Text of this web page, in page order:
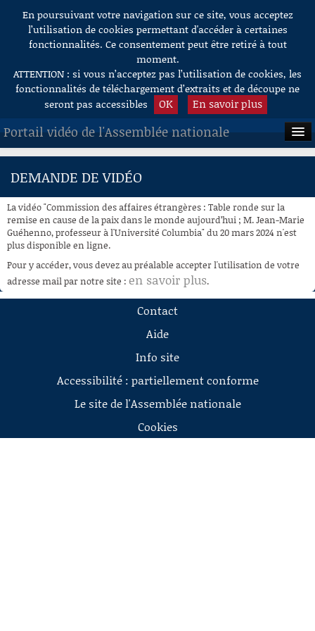
Aller au contenu
En poursuivant votre navigation sur ce site, vous acceptez
l’utilisation de cookies permettant d'accéder à certaines
fonctionnalités. Ce consentement peut être retiré à tout
moment.
ATTENTION : si vous n’acceptez pas l’utilisation de cookies, les
fonctionnalités de téléchargement d’extraits et de découpe ne
seront pas accessibles
OK En savoir plus
Portail vidéo de l'Assemblée nationale
ACCUEIL
À LA DEMANDE
RECHERCHE
AIDE À LA DÉCOUPE
DE VIDÉOS
DEMANDE DE VIDÉO
La vidéo "Commission des affaires étrangères : Table ronde sur la
remise en cause de la paix dans le monde aujourd’hui ; M. Jean-Marie
Guéhenno, professeur à l'Université Columbia" du 20 mars 2024 n'est
plus disponible en ligne.
Pour y accéder, vous devez au préalable accepter l'utilisation de votre
adresse mail par notre site : en savoir plus.
Contact
Aide
Info site
Accessibilité : partiellement conforme
Le site de l'Assemblée nationale
Cookies